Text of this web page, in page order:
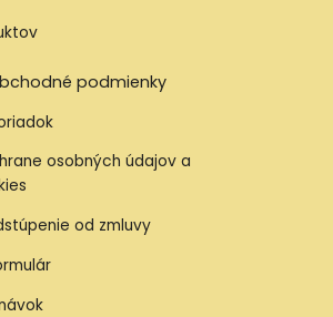
podmienky
osobných údajov a
od zmluvy